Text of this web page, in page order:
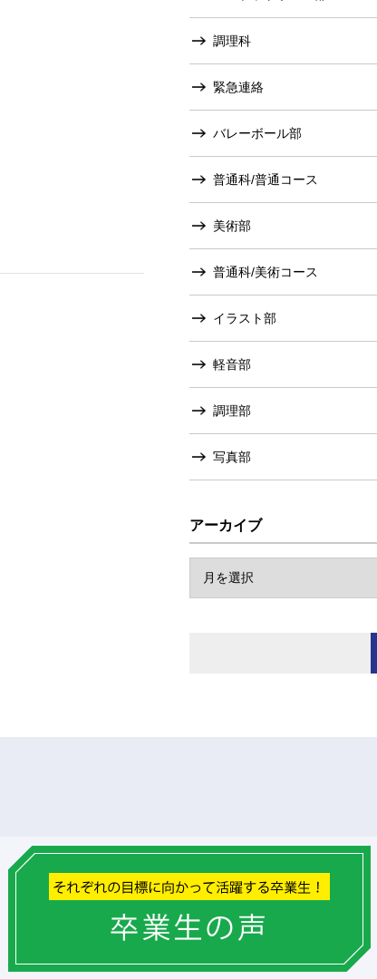
調理科
緊急連絡
バレーボール部
普通科/普通コース
美術部
普通科/美術コース
イラスト部
軽音部
調理部
写真部
アーカイブ